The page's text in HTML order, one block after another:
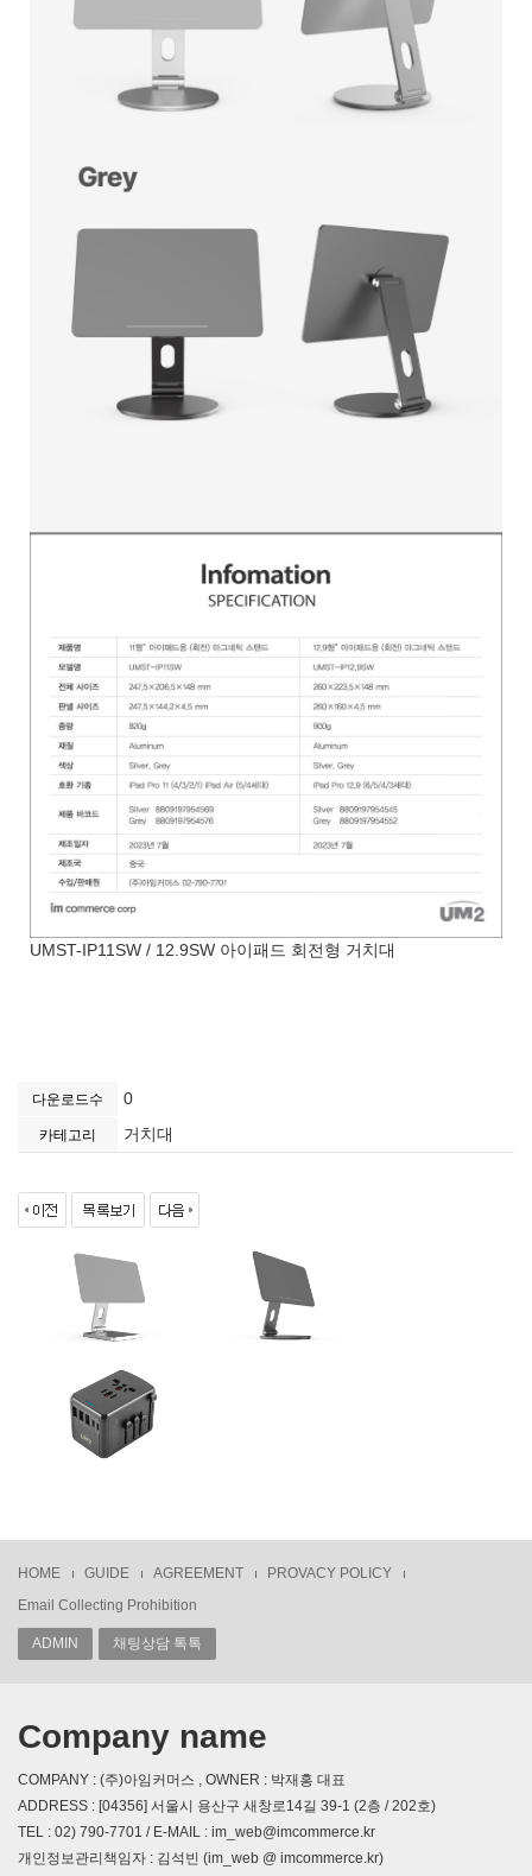
UMST-IP11SW / 12.9SW 아이패드 회전형 거치대
다운로드수 0
카테고리 거치대
HOME GUIDE AGREEMENT
PROVACY POLICY
Email Collecting Prohibition
ADMIN 채팅상담 톡톡
Company name
COMPANY : (주)아임커머스 , OWNER : 박재홍 대표
ADDRESS : [04356] 서울시 용산구 새창로14길 39-1 (2층 / 202호)
TEL : 02) 790-7701 / E-MAIL : im_web@imcommerce.kr
개인정보관리책임자 : 김석빈 (im_web @ imcommerce.kr)